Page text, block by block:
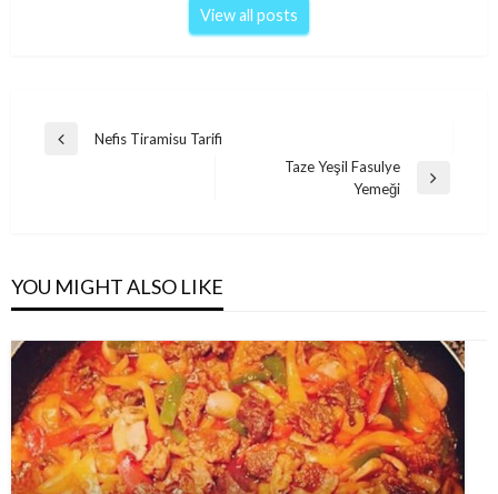
View all posts
Post
Previous
Nefis Tiramisu Tarifi
Taze Yeşil Fasulye
Yemeği
YOU MIGHT ALSO LIKE